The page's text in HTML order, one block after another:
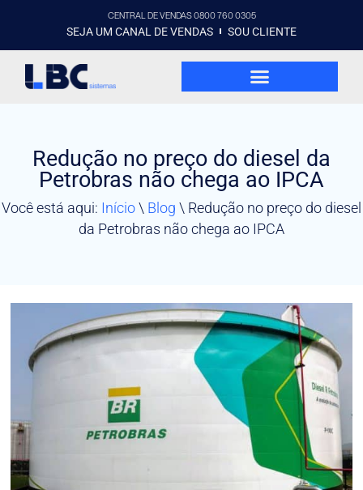
CENTRAL DE VENDAS 0800 760 0305
SEJA UM CANAL DE VENDAS SOU CLIENTE
Redução no preço do diesel da
Petrobras não chega ao IPCA
Você está aqui: Início\ Blog \ Redução no preço do diesel
da Petrobras não chega ao IPCA